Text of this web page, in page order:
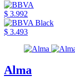
$ 3.992
$ 3.493
Alma